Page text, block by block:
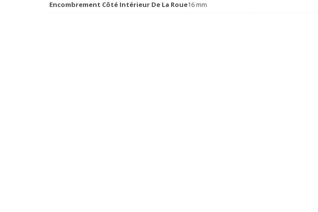
Encombrement Côté Intérieur De La Roue16 mm